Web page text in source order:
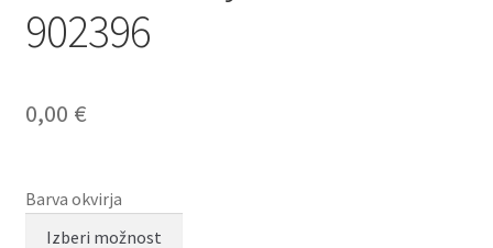
902396
0,00 €
Barva okvirja